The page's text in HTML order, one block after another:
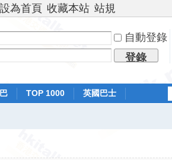
設為首頁 收藏本站 站規
自動登錄
登錄
TOP 1000
英國巴士